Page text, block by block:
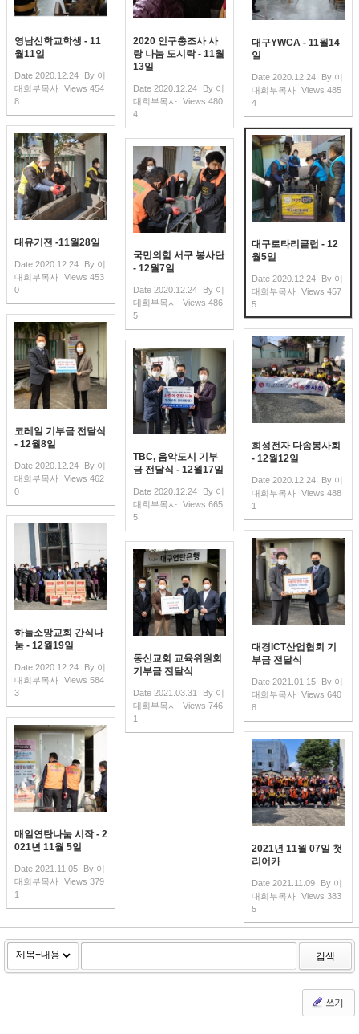
영남신학교학생 - 11
월11일
Date 2020.12.24 By 이
대희부목사 Views 454
8
2020 인구총조사 사
랑 나눔 도시락 - 11월
13일
Date 2020.12.24 By 이
대희부목사 Views 480
4
대구YWCA - 11월14
일
Date 2020.12.24 By 이
대희부목사 Views 485
4
대유기전 -11월28일
Date 2020.12.24 By 이
대희부목사 Views 453
0
대구로타리클럽 - 12
월5일
Date 2020.12.24 By 이
대희부목사 Views 457
5
국민의힘 서구 봉사단
- 12월7일
Date 2020.12.24 By 이
대희부목사 Views 486
5
코레일 기부금 전달식
- 12월8일
Date 2020.12.24 By 이
대희부목사 Views 462
0
희성전자 다솜봉사회
- 12월12일
Date 2020.12.24 By 이
대희부목사 Views 488
1
TBC, 음악도시 기부
금 전달식 - 12월17일
Date 2020.12.24 By 이
대희부목사 Views 665
5
하늘소망교회 간식나
눔 - 12월19일
Date 2020.12.24 By 이
대희부목사 Views 584
3
대경ICT산업협회 기
부금 전달식
Date 2021.01.15 By 이
대희부목사 Views 640
8
동신교회 교육위원회
기부금 전달식
Date 2021.03.31 By 이
대희부목사 Views 746
1
매일연탄나눔 시작 - 2
021년 11월 5일
Date 2021.11.05 By 이
대희부목사 Views 379
1
2021년 11월 07일 첫
리어카
Date 2021.11.09 By 이
대희부목사 Views 383
5
검색
쓰기